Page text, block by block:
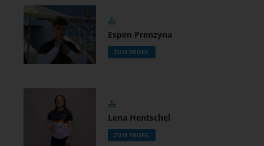
Espen Prenzyna
ZUM PROFIL
Lena Hentschel
ZUM PROFIL